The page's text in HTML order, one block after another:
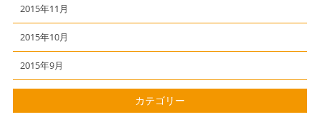
2015年11月
2015年10月
2015年9月
カテゴリー